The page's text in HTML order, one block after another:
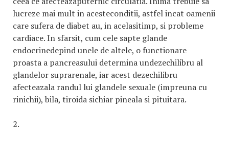
lucreze mai mult in acesteconditii, astfel incat oamenii
care sufera de diabet au, in acelasitimp, si probleme
cardiace. In sfarsit, cum cele sapte glande
endocrinedepind unele de altele, o functionare
proasta a pancreasului determina undezechilibru al
glandelor suprarenale, iar acest dezechilibru
afecteazala randul lui glandele sexuale (impreuna cu
rinichii), bila, tiroida sichiar pineala si pituitara.
2.